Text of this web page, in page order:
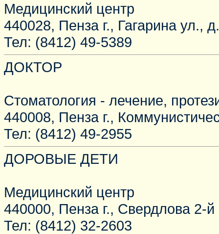
Медицинский центр
440028, Пенза г., Гагарина ул.,
Тел: (8412) 49-5389
ДОКТОР
Стоматология - лечение,
440008, Пенза г.,
Тел: (8412) 49-2955
ДОРОВЫЕ ДЕТИ
Медицинский центр
440000, Пенза г., Свердлова 2-
Тел: (8412) 32-2603